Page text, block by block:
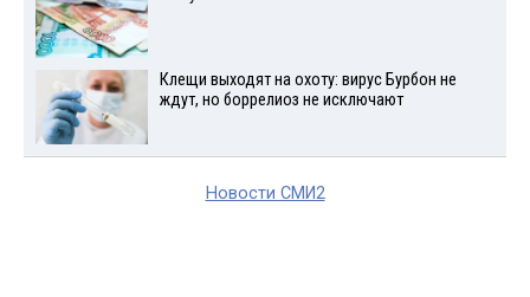
Клещи выходят на охоту: вирус Бурбон не
ждут, но боррелиоз не исключают
Новости СМИ2